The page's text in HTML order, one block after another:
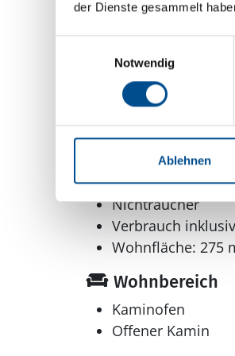
der Dienste gesammelt
Notwendig
Ablehnen
Anzahl Haustiere
Anzahl Personen:
Anzahl Kinder: 4
Baujahr: 1991
Gemeinsamer
Haustiere: Nur
Inkl. Endreinigung
Kinderfreundlich
Nichtraucher
Verbrauch
Wohnfläche: 275
Wohnbereich
Kaminofen
Offener Kamin